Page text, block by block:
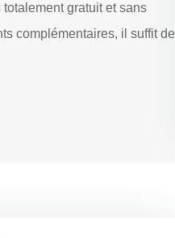
gratuit et sans
complémentaires, il suffit de